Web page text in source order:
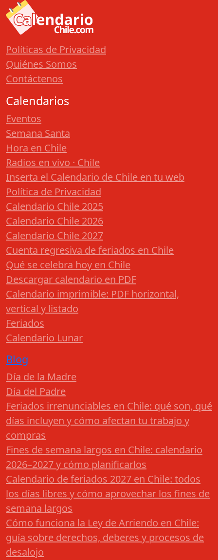
Políticas de Privacidad
Quiénes Somos
Contáctenos
Calendarios
Eventos
Semana Santa
Hora en Chile
Radios en vivo · Chile
Inserta el Calendario de Chile en tu web
Política de Privacidad
Calendario Chile 2025
Calendario Chile 2026
Calendario Chile 2027
Cuenta regresiva de feriados en Chile
Qué se celebra hoy en Chile
Descargar calendario en PDF
Calendario imprimible: PDF horizontal,
vertical y listado
Feriados
Calendario Lunar
Blog
Día de la Madre
Día del Padre
Feriados irrenunciables en Chile: qué son, qué
días incluyen y cómo afectan tu trabajo y
compras
Fines de semana largos en Chile: calendario
2026–2027 y cómo planificarlos
Calendario de feriados 2027 en Chile: todos
los días libres y cómo aprovechar los fines de
semana largos
Cómo funciona la Ley de Arriendo en Chile:
guía sobre derechos, deberes y procesos de
desalojo